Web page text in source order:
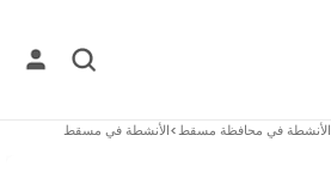
الأنشطة في محافظة مسقط>الأنشطة في مسقط